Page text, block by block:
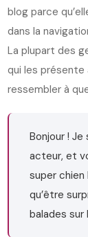
blog parce
dans la
La plupart des
qui les présente
ressembler à
Bonjour !
acteur, et
super chien
qu’être
balades sur